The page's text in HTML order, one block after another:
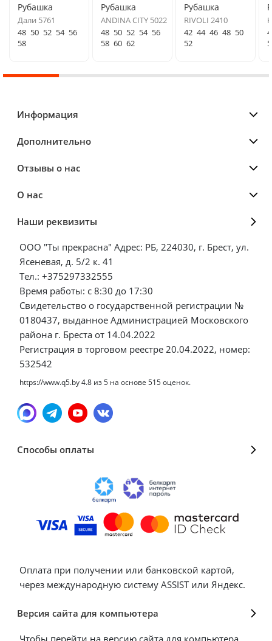
Рубашка
Дали 5761
48 50 52 54 56
58
Рубашка
ANDINA CITY 5022
48 50 52 54 56
58 60 62
Рубашка
RIVOLI 2410
42 44 46 48 50
52
Информация
Дополнительно
Отзывы о нас
О нас
Наши реквизиты
ООО "Ты прекрасна" Адрес: РБ, 224030, г. Брест, ул.
Ясеневая, д. 5/2 к. 41
Тел.: +375297332555
Время работы: с 8:30 до 17:30
Свидетельство о государственной регистрации №
0180437, выданное Администрацией Московского
района г. Бреста от 14.04.2022
Регистрация в торговом реестре 20.04.2022, номер:
532542
https://www.q5.by4.8 из5 на основе 515оценок.
Способы оплаты
Оплата при получении или банковской картой,
через международную систему ASSIST или Яндекс.
Версия сайта для компьютера
Чтобы перейти на версию сайта для компьютера